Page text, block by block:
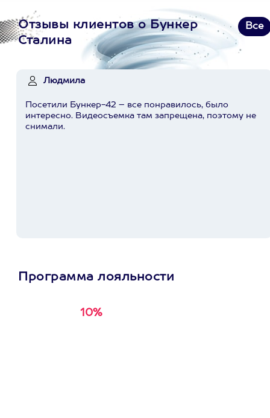
Отзывы клиентов о Бункер
Сталина
Все
Людмила
Посетили Бункер-42 – все понравилось, было
интересно. Видеосъемка там запрещена, поэтому не
снимали.
Программа лояльности
10%